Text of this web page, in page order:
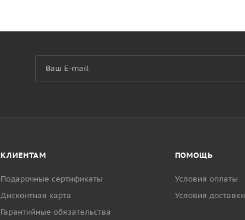
КЛИЕНТАМ
Подарочные сертификаты
Дисконтная карта
Гарантийные обязательства
ПОМОЩЬ
Условия оплаты
Условия доставки